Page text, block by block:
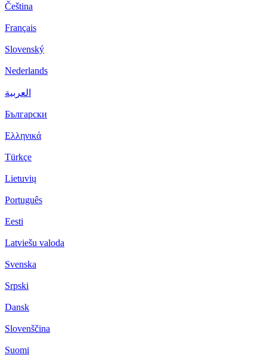
Čeština
Français
Slovenský
Nederlands
العربية
Български
Ελληνικά
Türkçe
Lietuvių
Português
Eesti
Latviešu valoda
Svenska
Srpski
Dansk
Slovenščina
Suomi